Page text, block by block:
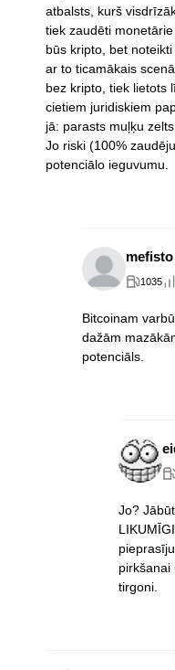
atbalsts, kurš
tiek zaudēti
būs kripto, bet
ar to ticamākais
bez kripto, tiek lietots
cietiem juridiskiem
jā: parasts muļķu
Jo riski (100%
potenciālo ieguvumu.
mefisto
1035
Bitcoinam
dažām
potenciāls.
Jo?
pirkšanai
tirgoni.